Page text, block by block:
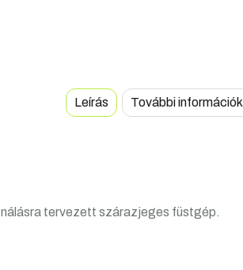
Leírás További információk
tervezett szárazjeges füstgép.